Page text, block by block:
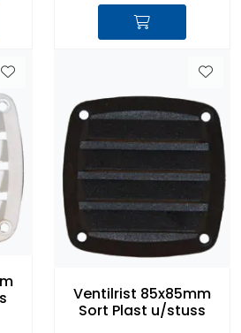
Ventilrist 85x85mm
Sort Plast u/stuss